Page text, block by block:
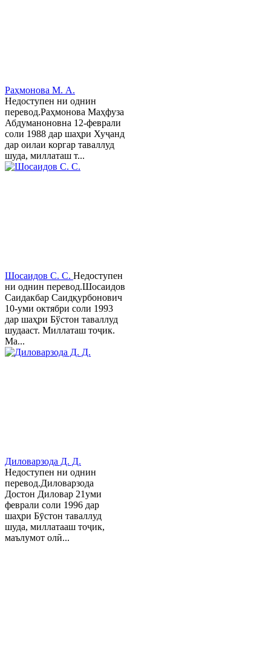
Раҳмонова М. А.
Недоступен ни однин
перевод.Раҳмонова Маҳфуза
Абдуманоновна 12-феврали
соли 1988 дар шаҳри Хуҷанд
дар оилаи коргар таваллуд
шуда, миллаташ т...
Шосаидов С. С. Недоступен
ни однин перевод.Шосаидов
Саидакбар Саидқурбонович
10-уми октябри соли 1993
дар шаҳри Бўстон таваллуд
шудааст. Миллаташ тоҷик.
Ма...
Диловарзода Д. Д.
Недоступен ни однин
перевод.Диловарзода
Достон Диловар 21уми
феврали соли 1996 дар
шаҳри Бӯстон таваллуд
шуда, миллатааш тоҷик,
маълумот олӣ...